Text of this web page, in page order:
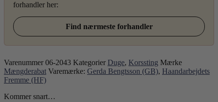
forhandler her:
Find nærmeste forhandler
Varenummer 06-2043 Kategorier Duge, Korssting Mærke
Mængderabat Varemærke: Gerda Bengtsson (GB), Haandarbejdets
Fremme (HF)
Kommer snart…